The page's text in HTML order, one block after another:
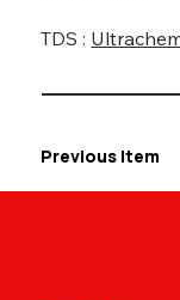
TDS :
Previous Item